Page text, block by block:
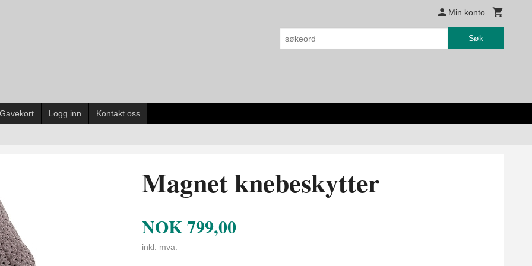
Min konto
Søk
Gavekort Logg inn Kontakt oss
Magnet knebeskytter
NOK799,00
inkl. mva.